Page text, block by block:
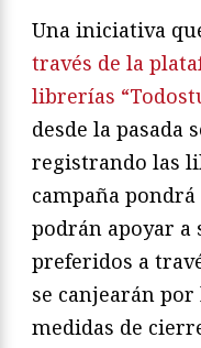
Una iniciativa
través de la
librerías
desde la pasada
registrando las
campaña
podrán apoyar a
preferidos a
se canjearán
medidas de